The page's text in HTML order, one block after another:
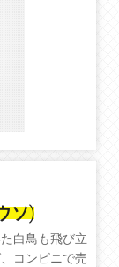
ソ)
白鳥も飛び立
コンビニで売